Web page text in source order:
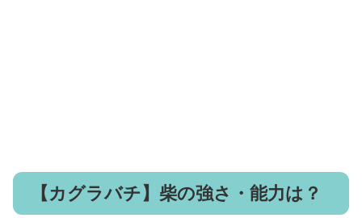
【カグラバチ】柴の強さ・能力は？